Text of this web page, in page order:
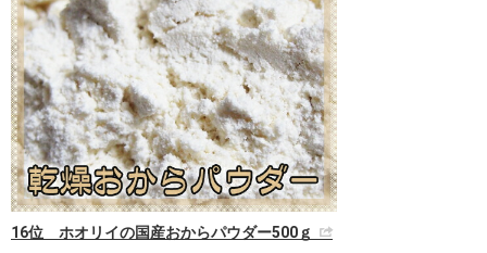
16位 ホオリイの国産おからパウダー500ｇ